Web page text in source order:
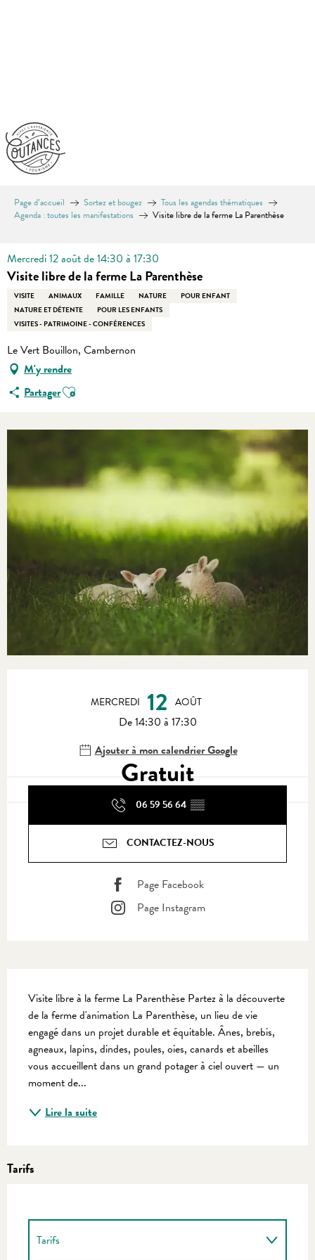
Page d’accueil Sortez et bougez
Tous les agendas thématiques
Agenda : toutes les manifestations
Visite libre de la ferme La Parenthèse
Mercredi 12 août de 14:30 à 17:30
Visite libre de la ferme La Parenthèse
VISITE ANIMAUX FAMILLE NATURE
POUR ENFANT
NATURE ET DÉTENTE
POUR LES ENFANTS
VISITES - PATRIMOINE - CONFÉRENCES
Le Vert Bouillon, Cambernon
M'y rendre
PartagerAjouter aux favoris
MERCREDI 12 AOÛT
De 14:30 à 17:30
Ajouter à mon calendrier Google
Gratuit
06 59 56 64 ▒▒
CONTACTEZ-NOUS
Page Facebook
Page Instagram
Visite libre à la ferme La Parenthèse Partez à la découverte
de la ferme d'animation La Parenthèse, un lieu de vie
engagé dans un projet durable et équitable. Ânes, brebis,
agneaux, lapins, dindes, poules, oies, canards et abeilles
vous accueillent dans un grand potager à ciel ouvert — un
moment de...
Lire la suite
Tarifs
Tarifs